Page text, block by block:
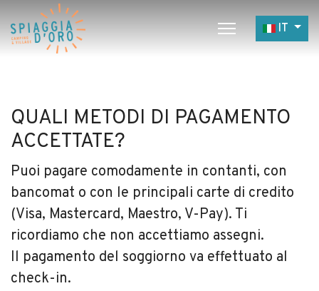
IT
QUALI METODI DI PAGAMENTO
ACCETTATE?
Puoi pagare comodamente in contanti, con
bancomat o con le principali carte di credito
(Visa, Mastercard, Maestro, V-Pay). Ti
ricordiamo che non accettiamo assegni.
Il pagamento del soggiorno va effettuato al
check-in.
Village
Servizi
Lavora con noi
Ristoranti